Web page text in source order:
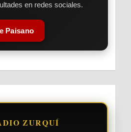
en redes sociales.
Paisano
ZURQUÍ